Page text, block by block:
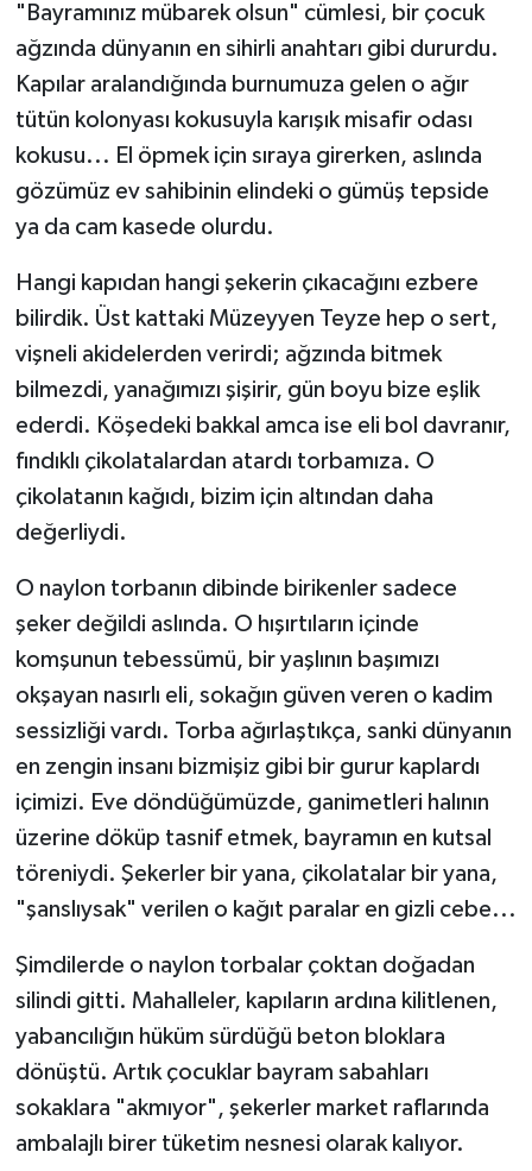
"Bayramınız mübarek olsun" cümlesi, bir çocuk
ağzında dünyanın en sihirli anahtarı gibi dururdu.
Kapılar aralandığında burnumuza gelen o ağır
tütün kolonyası kokusuyla karışık misafir odası
kokusu... El öpmek için sıraya girerken, aslında
gözümüz ev sahibinin elindeki o gümüş tepside
ya da cam kasede olurdu.
Hangi kapıdan hangi şekerin çıkacağını ezbere
bilirdik. Üst kattaki Müzeyyen Teyze hep o sert,
vişneli akidelerden verirdi; ağzında bitmek
bilmezdi, yanağımızı şişirir, gün boyu bize eşlik
ederdi. Köşedeki bakkal amca ise eli bol davranır,
fındıklı çikolatalardan atardı torbamıza. O
çikolatanın kağıdı, bizim için altından daha
değerliydi.
O naylon torbanın dibinde birikenler sadece
şeker değildi aslında. O hışırtıların içinde
komşunun tebessümü, bir yaşlının başımızı
okşayan nasırlı eli, sokağın güven veren o kadim
sessizliği vardı. Torba ağırlaştıkça, sanki dünyanın
en zengin insanı bizmişiz gibi bir gurur kaplardı
içimizi. Eve döndüğümüzde, ganimetleri halının
üzerine döküp tasnif etmek, bayramın en kutsal
töreniydi. Şekerler bir yana, çikolatalar bir yana,
"şanslıysak" verilen o kağıt paralar en gizli cebe...
Şimdilerde o naylon torbalar çoktan doğadan
silindi gitti. Mahalleler, kapıların ardına kilitlenen,
yabancılığın hüküm sürdüğü beton bloklara
dönüştü. Artık çocuklar bayram sabahları
sokaklara "akmıyor", şekerler market raflarında
ambalajlı birer tüketim nesnesi olarak kalıyor.